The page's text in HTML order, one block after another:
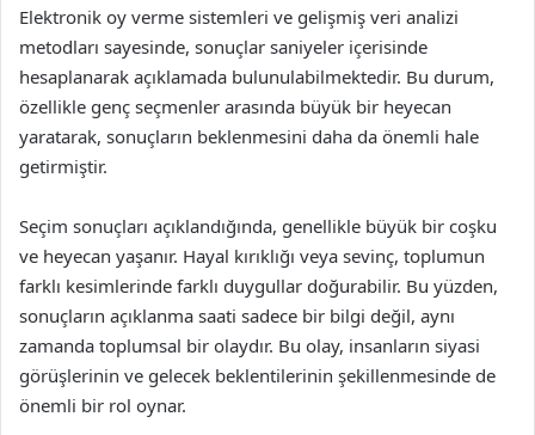
Elektronik oy verme sistemleri ve gelişmiş veri analizi
metodları sayesinde, sonuçlar saniyeler içerisinde
hesaplanarak açıklamada bulunulabilmektedir. Bu durum,
özellikle genç seçmenler arasında büyük bir heyecan
yaratarak, sonuçların beklenmesini daha da önemli hale
getirmiştir.
Seçim sonuçları açıklandığında, genellikle büyük bir coşku
ve heyecan yaşanır. Hayal kırıklığı veya sevinç, toplumun
farklı kesimlerinde farklı duygullar doğurabilir. Bu yüzden,
sonuçların açıklanma saati sadece bir bilgi değil, aynı
zamanda toplumsal bir olaydır. Bu olay, insanların siyasi
görüşlerinin ve gelecek beklentilerinin şekillenmesinde de
önemli bir rol oynar.